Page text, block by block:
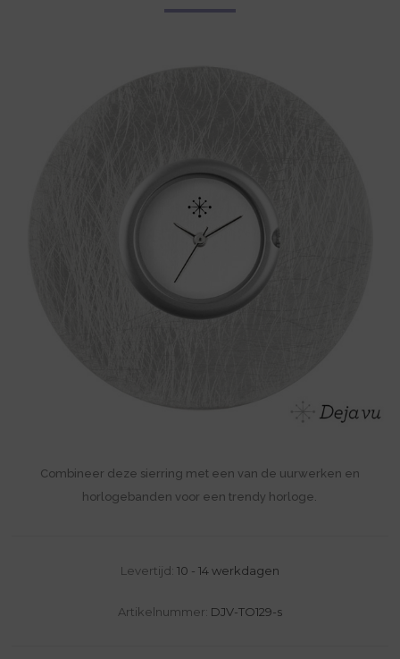
Combineer deze sierring met een van de uurwerken en
horlogebanden voor een trendy horloge.
Levertijd: 10 - 14 werkdagen
Artikelnummer: DJV-TO129-s